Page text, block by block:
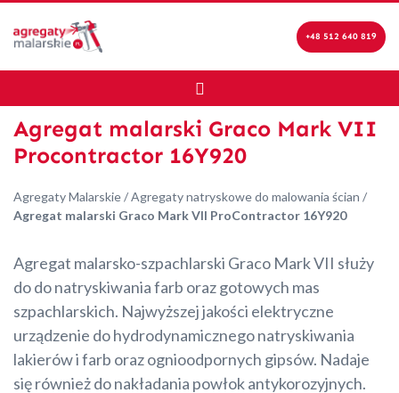
+48 512 640 819
Agregat malarski Graco Mark VII
Procontractor 16Y920
Agregaty Malarskie/Agregaty natryskowe do malowania ścian /
Agregat malarski Graco Mark VII ProContractor 16Y920
Agregat malarsko-szpachlarski Graco Mark VII służy
do do natryskiwania farb oraz gotowych mas
szpachlarskich. Najwyższej jakości elektryczne
urządzenie do hydrodynamicznego natryskiwania
lakierów i farb oraz ognioodpornych gipsów. Nadaje
się również do nakładania powłok antykorozyjnych.